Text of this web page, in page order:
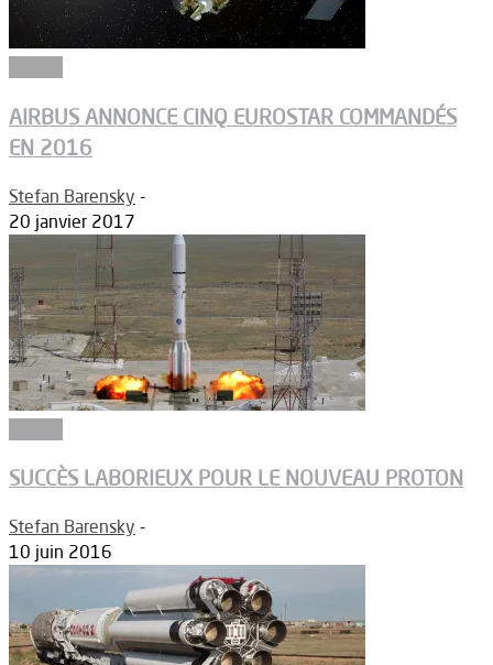
AIRBUS ANNONCE CINQ EUROSTAR COMMANDÉS
EN 2016
Stefan Barensky -
20 janvier 2017
SUCCÈS LABORIEUX POUR LE NOUVEAU PROTON
Stefan Barensky -
10 juin 2016